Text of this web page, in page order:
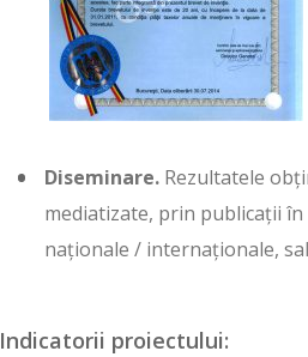
Diseminare.Rezultatele
mediatizate, prin publicații
naționale / internaționale,
Indicatorii proiectului: